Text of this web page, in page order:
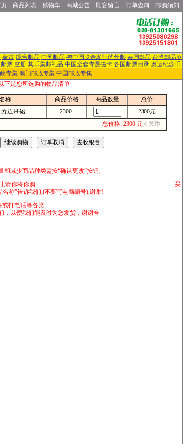
商品列表 购物车 商城公告 顾客留言 订单查询 邮购须知
蒙古 综合邮品 中国邮品 与中国联合发行的外邮 泰国邮品 台湾邮品欣
票 空册 其乐集邮礼品 中国全套专题磁卡 各国邮票目录 奥运纪念币
专集 澳门邮政专集 中国邮政专集
以下是您所选购的物品清单
称 商品价格 商品数量
总价
方连带铭 2300
2300元
总价格: 2300 元人民币
种类需按“确认更改”按钮。
问题不能顺利递交时,请你将你购 买
名称”告诉我们,(不要写电脑编号),谢谢!
言，也可用发邮件或打电话等各类
，以便我们能及时为您发货，谢谢合